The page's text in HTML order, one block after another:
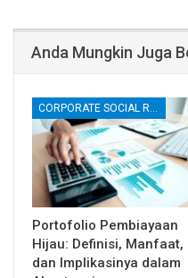
Anda Mungkin Juga
CORPORATE SOCIAL RESPONSIBILITY (CSR)
Portofolio Pembiayaan
Hijau: Definisi, Manfaat,
dan Implikasinya dalam